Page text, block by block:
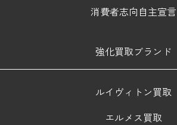
消費者志向自主宣言
強化買取ブランド
ルイヴィトン買取
エルメス買取